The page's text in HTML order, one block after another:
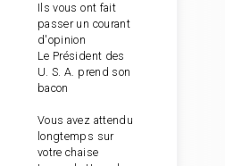
Ils vous ont fait
passer un courant
d'opinion
Le Président des
U. S. A. prend son
bacon
Vous avez attendu
longtemps sur
votre chaise